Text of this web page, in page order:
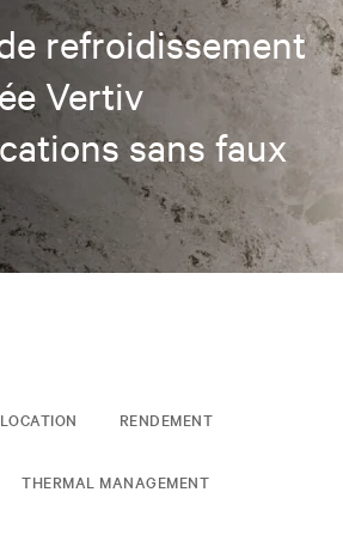
refroidissement
Vertiv
sans faux
RENDEMENT
THERMAL MANAGEMENT